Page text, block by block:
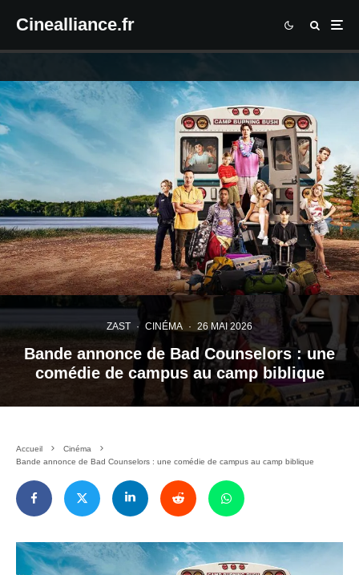
Cinealliance.fr
ZAST · CINÉMA · 26 MAI 2026
Bande annonce de Bad Counselors : une
comédie de campus au camp biblique
Accueil
Cinéma
Bande annonce de Bad Counselors : une comédie de campus au camp biblique